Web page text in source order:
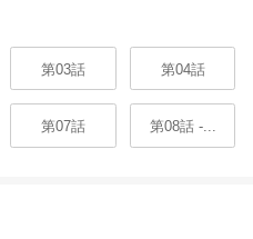
第03話 第04話
第07話 第08話 -...